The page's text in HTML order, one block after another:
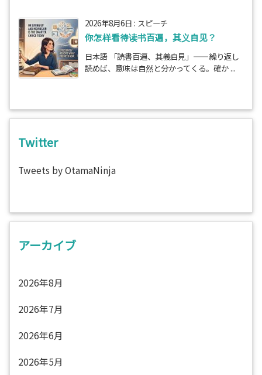
2026年8月6日 : スピーチ
你怎样看待读书百遍，其义自见？
日本語 「読書百遍、其義自見」——繰り返し
読めば、意味は自然と分かってくる。確か ...
Twitter
Tweets by OtamaNinja
アーカイブ
2026年8月
2026年7月
2026年6月
2026年5月